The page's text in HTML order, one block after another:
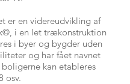
er en videreudvikling af
i en let trækonstruktion
i byer og bygder uden
og har fået navnet
kan etableres
osv.